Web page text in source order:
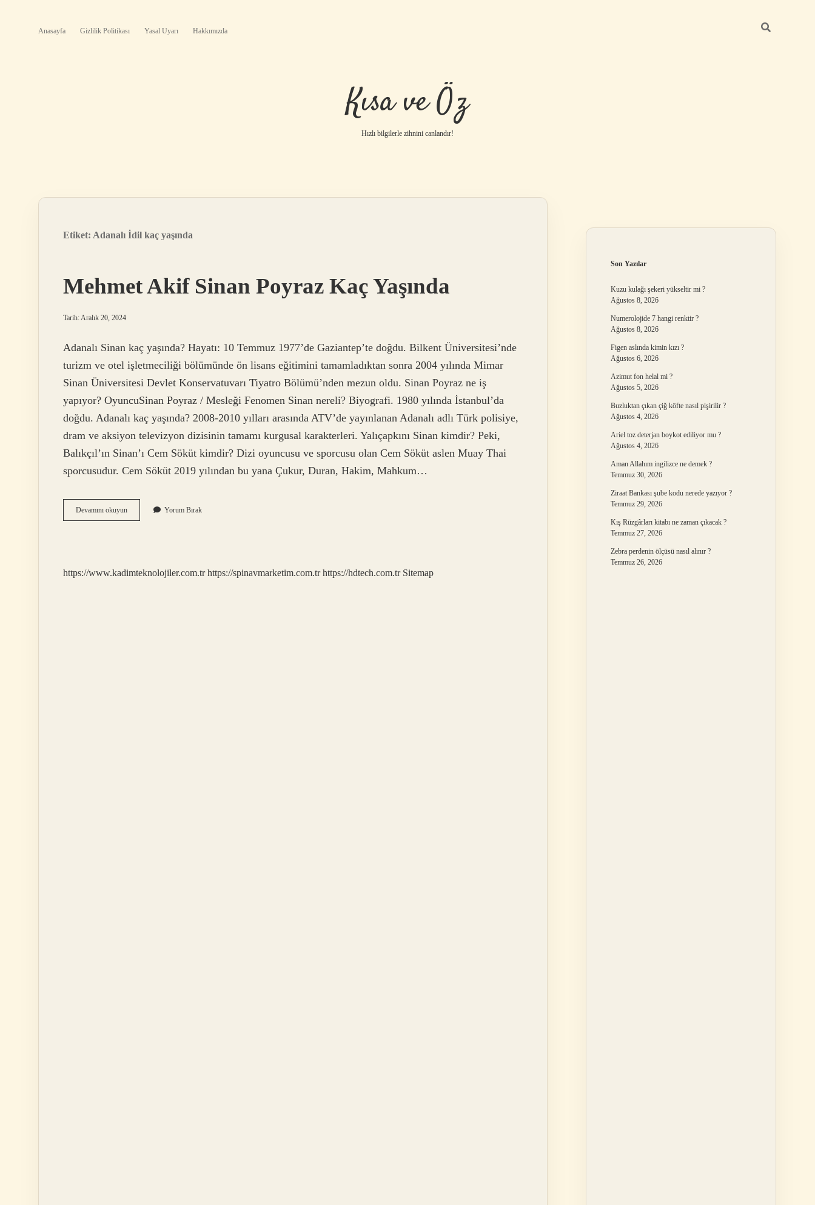
Anasayfa Gizlilik Politikası Yasal Uyarı Hakkımızda
Kısa ve Öz
Hızlı bilgilerle zihnini canlandır!
Etiket: Adanalı İdil kaç yaşında
Mehmet Akif Sinan Poyraz Kaç Yaşında
Tarih: Aralık 20, 2024
Adanalı Sinan kaç yaşında? Hayatı: 10 Temmuz 1977’de Gaziantep’te doğdu. Bilkent Üniversitesi’nde
turizm ve otel işletmeciliği bölümünde ön lisans eğitimini tamamladıktan sonra 2004 yılında Mimar
Sinan Üniversitesi Devlet Konservatuvarı Tiyatro Bölümü’nden mezun oldu. Sinan Poyraz ne iş
yapıyor? OyuncuSinan Poyraz / Mesleği Fenomen Sinan nereli? Biyografi. 1980 yılında İstanbul’da
doğdu. Adanalı kaç yaşında? 2008-2010 yılları arasında ATV’de yayınlanan Adanalı adlı Türk polisiye,
dram ve aksiyon televizyon dizisinin tamamı kurgusal karakterleri. Yalıçapkını Sinan kimdir? Peki,
Balıkçıl’ın Sinan’ı Cem Söküt kimdir? Dizi oyuncusu ve sporcusu olan Cem Söküt aslen Muay Thai
sporcusudur. Cem Söküt 2019 yılından bu yana Çukur, Duran, Hakim, Mahkum…
Devamını okuyunMehmet
Akif
Yorum Bırak
https://www.kadimteknolojiler.com.tr https://spinavmarketim.com.tr https://hdtech.com.tr Sitemap
Son Yazılar
Kuzu kulağı şekeri yükseltir mi ?
Ağustos 8, 2026
Numerolojide 7 hangi renktir ?
Ağustos 8, 2026
Figen aslında kimin kızı ?
Ağustos 6, 2026
Azimut fon helal mi ?
Ağustos 5, 2026
Buzluktan çıkan çiğ köfte nasıl pişirilir ?
Ağustos 4, 2026
Ariel toz deterjan boykot ediliyor mu ?
Ağustos 4, 2026
Aman Allahım ingilizce ne demek ?
Temmuz 30, 2026
Ziraat Bankası şube kodu nerede yazıyor ?
Temmuz 29, 2026
Kış Rüzgârları kitabı ne zaman çıkacak ?
Temmuz 27, 2026
Zebra perdenin ölçüsü nasıl alınır ?
Temmuz 26, 2026